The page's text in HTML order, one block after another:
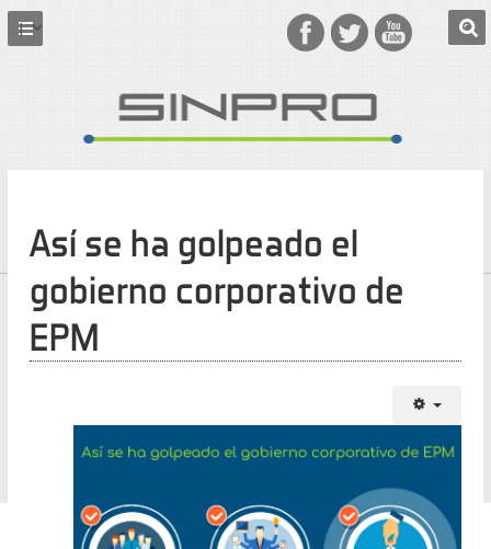
Así se ha golpeado el
gobierno corporativo de
EPM